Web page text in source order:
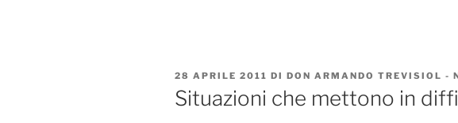
PUBBLICATO
IL
28 APRILE 2011 DI DON ARMANDO TREVISIOL -
Situazioni che mettono in